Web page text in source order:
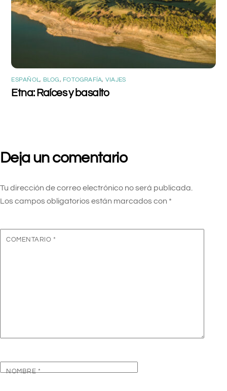
ESPAÑOL, BLOG, FOTOGRAFÍA, VIAJES
Etna: Raíces y basalto
Deja un comentario
Tu dirección de correo electrónico no será publicada.
Los campos obligatorios están marcados con *
COMENTARIO *
NOMBRE*